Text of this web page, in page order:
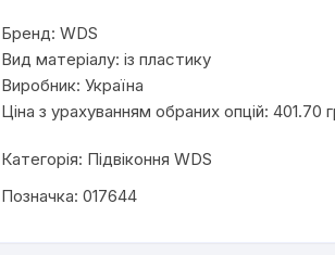
Бренд: WDS
Вид матеріалу: із пластику
Виробник: Україна
Ціна з урахуванням обраних опцій: 401.70
Категорія: Підвіконня WDS
Позначка: 017644